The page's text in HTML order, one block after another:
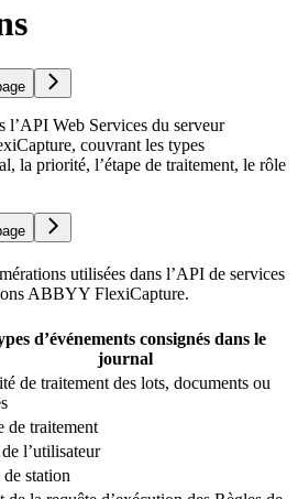
l’API Web Services du serveur
couvrant les types
la priorité, l’étape de traitement, le rôle
utilisées dans l’API de services
ABBYY FlexiCapture.
d’événements consignés dans le
journal
de traitement des lots, documents ou
de traitement
l’utilisateur
station